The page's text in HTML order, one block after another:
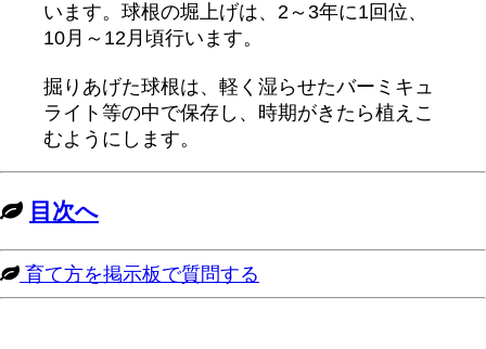
います。球根の堀上げは、2～3年に1回位、
10月～12月頃行います。
掘りあげた球根は、軽く湿らせたバーミキュ
ライト等の中で保存し、時期がきたら植えこ
むようにします。
目次へ
育て方を掲示板で質問する